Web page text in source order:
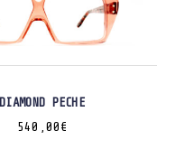
DIAMOND PECHE
540,00 €